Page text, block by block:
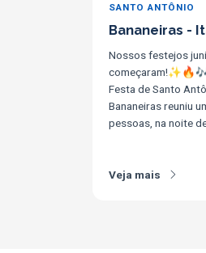
SANTO ANTÔNIO
Bananeiras -
Nossos festejos
Festa de Santo
Bananeiras reuniu
pessoas, na noite
Veja mais